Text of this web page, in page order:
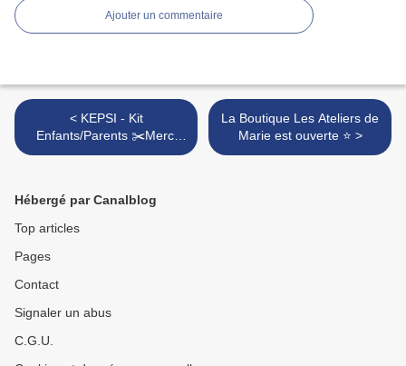
Ajouter un commentaire
< KEPSI - Kit
Enfants/Parents ✂️Merci
Maîtresse ou Maître✂️ Mon
La Boutique Les Ateliers de
Marie est ouverte ⭐️ >
Hébergé par Canalblog
Top articles
Pages
Contact
Signaler un abus
C.G.U.